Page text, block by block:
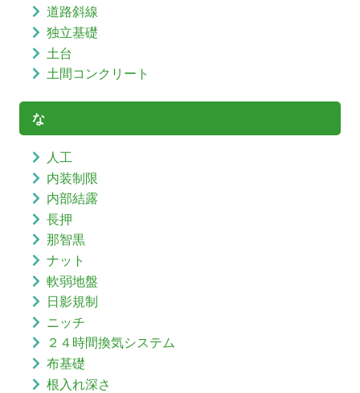
道路斜線
独立基礎
土台
土間コンクリート
な
人工
内装制限
内部結露
長押
那智黒
ナット
軟弱地盤
日影規制
ニッチ
２４時間換気システム
布基礎
根入れ深さ